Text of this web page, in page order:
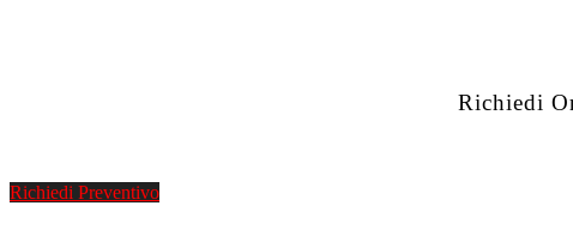
Richiedi
Richiedi Preventivo